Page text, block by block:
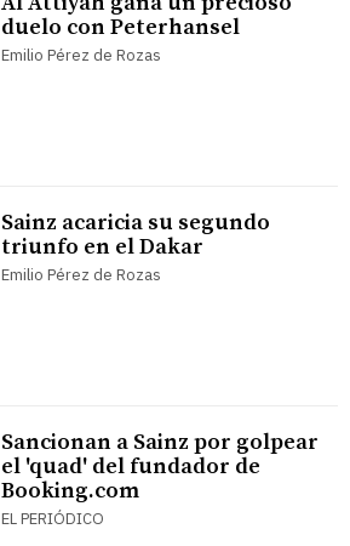
duelo con Peterhansel
Emilio Pérez de Rozas
Sainz acaricia su segundo
triunfo en el Dakar
Emilio Pérez de Rozas
Sancionan a Sainz por golpear
el 'quad' del fundador de
Booking.com
EL PERIÓDICO